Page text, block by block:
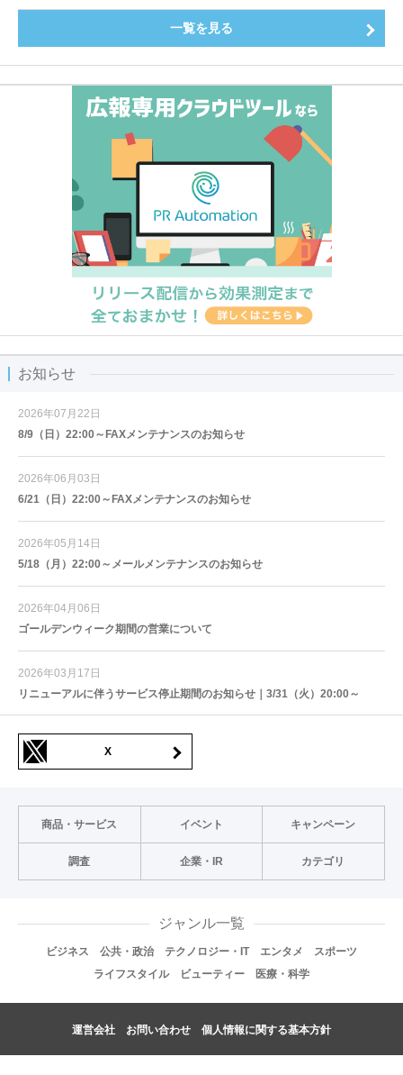
一覧を見る
お知らせ
2026年07月22日
8/9（日）22:00～FAXメンテナンスのお知らせ
2026年06月03日
6/21（日）22:00～FAXメンテナンスのお知らせ
2026年05月14日
5/18（月）22:00～メールメンテナンスのお知らせ
2026年04月06日
ゴールデンウィーク期間の営業について
2026年03月17日
リニューアルに伴うサービス停止期間のお知らせ｜3/31（火）20:00～
X
商品・サービス イベント キャンペーン
調査 企業・IR カテゴリ
ジャンル一覧
ビジネス 公共・政治 テクノロジー・IT エンタメ
スポーツ
ライフスタイル
ビューティー 医療・科学
運営会社 お問い合わせ 個人情報に関する基本方針